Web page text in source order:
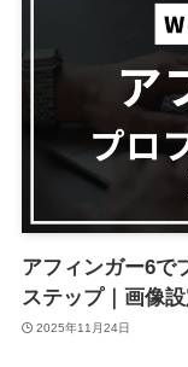
アフィンガー6で
ステップ｜画像
2025年11月24日